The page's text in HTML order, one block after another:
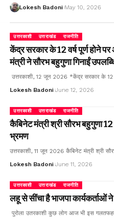
Lokesh Badoni May 10, 2026
उत्तरकाशी उत्तराखंड राजनीति
केंद्र सरकार के 12 वर्ष पूर्ण होने
मंत्री ने सौरभ बहुगुणा गिनाईं
उत्तरकाशी, 12 जून 2026 *केंद्र सरकार के 12
Lokesh Badoni June 12, 2026
उत्तरकाशी उत्तराखंड राजनीति
कैबिनेट मंत्री श्री सौरभ बहुगुणा
भ्रमण
उत्तरकाशी, 11 जून 2026 कैबिनेट मंत्री श्री
Lokesh Badoni June 11, 2026
उत्तरकाशी उत्तराखंड राजनीति
लहू से सींचा है भाजपा कार्यकर्ताओं
पुरोला उतरकाशी कुछ लोग आज भी इस